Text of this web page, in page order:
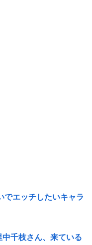
でエッチしたいキャラ
千枝さん、来ている